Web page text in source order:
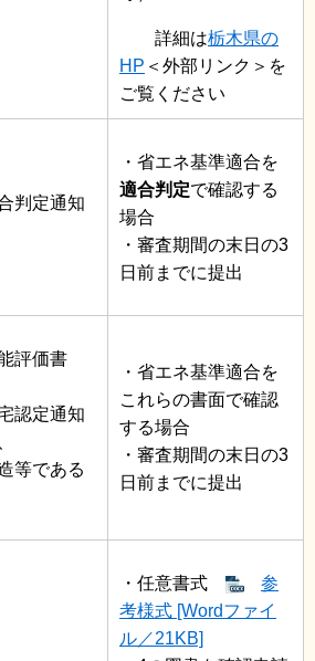
詳細は栃木県の
HP ＜外部リンク＞ を
ご覧ください
判定通知
・省エネ基準適合を
適合判定で確認する
場合
・審査期間の末日の3
日前までに提出
評価書
認定通知
等である
・省エネ基準適合を
これらの書面で確認
する場合
・審査期間の末日の3
日前までに提出
・任意書式
参
考様式 [Wordファイ
ル／21KB]